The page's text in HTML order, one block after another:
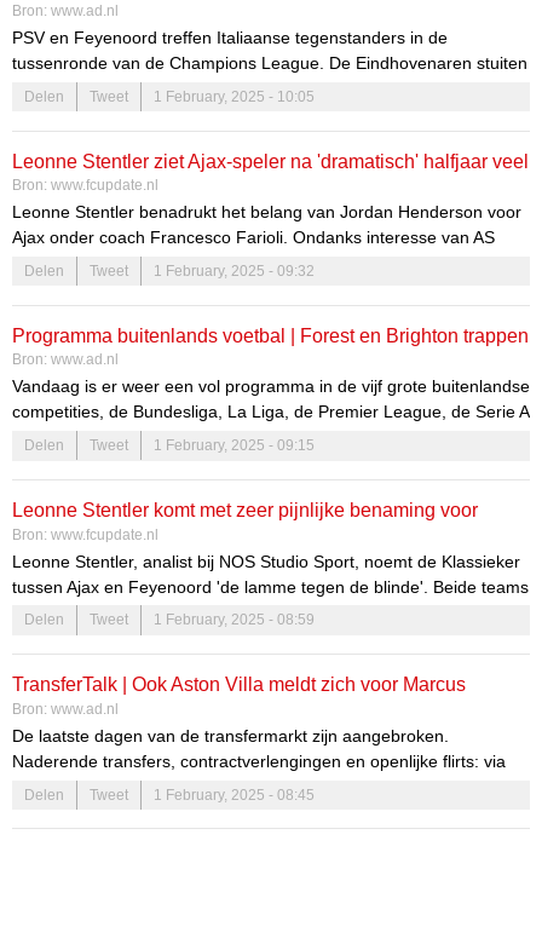
Feyenoord in actie in de tussenronde
Bron: www.ad.nl
PSV en Feyenoord treffen Italiaanse tegenstanders in de
tussenronde van de Champions League. De Eindhovenaren stuiten
op Juventus, de Rotterdammers op AC Milan. Check hier alle data
en aanvangstijdstippen.
Delen Tweet 1 February, 2025 - 10:05
Leonne Stentler ziet Ajax-speler na 'dramatisch' halfjaar veel
indruk maken
Bron: www.fcupdate.nl
Leonne Stentler benadrukt het belang van Jordan Henderson voor
Ajax onder coach Francesco Farioli. Ondanks interesse van AS
Monaco blijft Henderson een cruciale speler voor het team.
Delen Tweet 1 February, 2025 - 09:32
Programma buitenlands voetbal | Forest en Brighton trappen
drukke dag af, ook Real, Atalanta en PSG in actie
Bron: www.ad.nl
Vandaag is er weer een vol programma in de vijf grote buitenlandse
competities, de Bundesliga, La Liga, de Premier League, de Serie A
en Ligue 1.
Delen Tweet 1 February, 2025 - 09:15
Leonne Stentler komt met zeer pijnlijke benaming voor
Klassieker tussen Ajax en Feyenoord
Bron: www.fcupdate.nl
Leonne Stentler, analist bij NOS Studio Sport, noemt de Klassieker
tussen Ajax en Feyenoord 'de lamme tegen de blinde'. Beide teams
hebben wisselende prestaties laten zien.
Delen Tweet 1 February, 2025 - 08:59
TransferTalk | Ook Aston Villa meldt zich voor Marcus
Rashford, Benfica aast op Andrea Belotti
Bron: www.ad.nl
De laatste dagen van de transfermarkt zijn aangebroken.
Naderende transfers, contractverlengingen en openlijke flirts: via
TransferTalk blijf je op de hoogte van alle ontwikkelingen.
Delen Tweet 1 February, 2025 - 08:45